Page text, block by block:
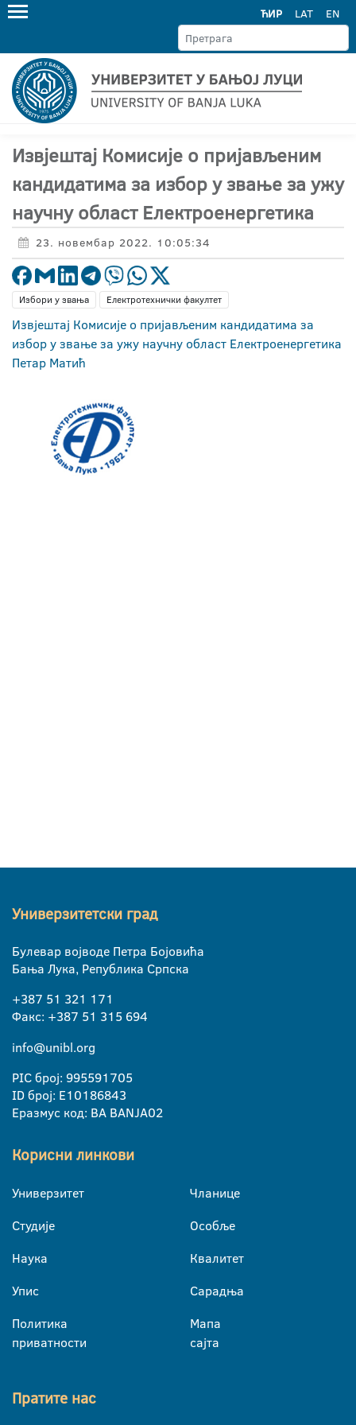
ЋИР LAT EN
Извјештај Комисије о пријављеним
кандидатима за избор у звање за ужу
научну област Електроенергетика
23. новембар 2022. 10:05:34
Избори у звања Електротехнички факултет
Извјештај Комисије о пријављеним кандидатима за
избор у звање за ужу научну област Електроенергетика
Петар Матић
Универзитетски град
Булевар војводе Петра Бојовића
Бања Лука, Република Српска
+387 51 321 171
Факс: +387 51 315 694
info@unibl.org
PIC број: 995591705
ID број: E10186843
Еразмус код: BA BANJA02
Корисни линкови
Универзитет
Студије
Наука
Упис
Политика
приватности
Чланице
Особље
Квалитет
Сарадња
Мапа
сајта
Пратите нас